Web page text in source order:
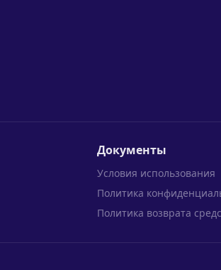
Документы
Условия использования
Политика
Политика возврата